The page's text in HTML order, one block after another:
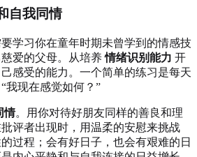
自我同情
学习你在童年时期未曾学到的情感技
爱的父母。从培养情绪识别能力 开
感受的能力。一个简单的练习是每天
我现在感觉如何？”
情。用你对待好朋友同样的善良和理
评者出现时，用温柔的安慰来挑战
过程；会有好日子，也会有艰难的日